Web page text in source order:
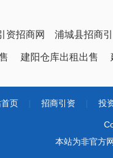
资招商网 浦城县招商
建阳仓库出租出售
页 招商引资 投
本站为非官方